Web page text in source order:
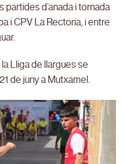
partides d’anada i tornada
i CPV La Rectoria, i entre
Lliga de llargues se
de juny a Mutxamel.